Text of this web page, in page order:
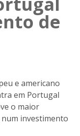
de
e americano
em Portugal
o maior
investimento